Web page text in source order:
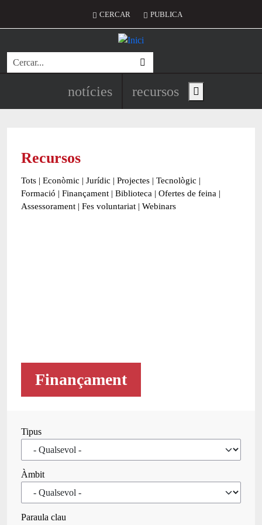
Menú del compte d'usuari
CERCAR PUBLICA
Cerca
Navegació principal de
notícies recursos Show main menu
Recursos
Tots | Econòmic | Jurídic | Projectes | Tecnològic |
Formació | Finançament | Biblioteca | Ofertes de feina |
Assessorament | Fes voluntariat | Webinars
Finançament
Tipus
Àmbit
Paraula clau